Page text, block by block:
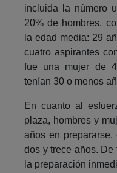
incluida la número
20% de hombres,
la edad media: 29
cuatro aspirantes
fue una mujer de
tenían 30 o menos
En cuanto al
plaza, hombres y
años en
dos y trece años. De
la preparación